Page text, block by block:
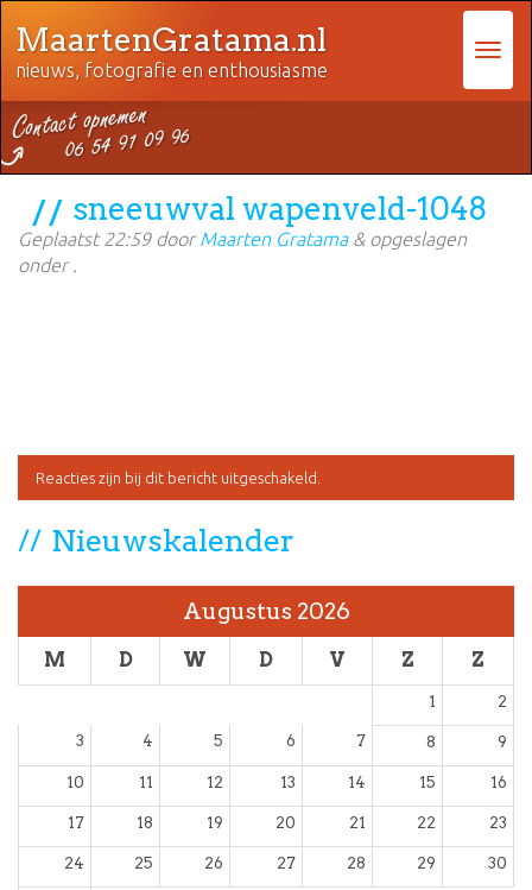
MaartenGratama.nl
nieuws, fotografie en enthousiasme
sneeuwval wapenveld-1048
Geplaatst 22:59doorMaarten Gratama &opgeslagen
onder .
Reacties zijn bij dit bericht uitgeschakeld.
Nieuwskalender
Augustus 2026
M D W D V Z Z
1 2
3 4 5 6 7 8 9
10 11 12 13 14 15 16
17 18 19 20 21 22 23
24 25 26 27 28 29 30